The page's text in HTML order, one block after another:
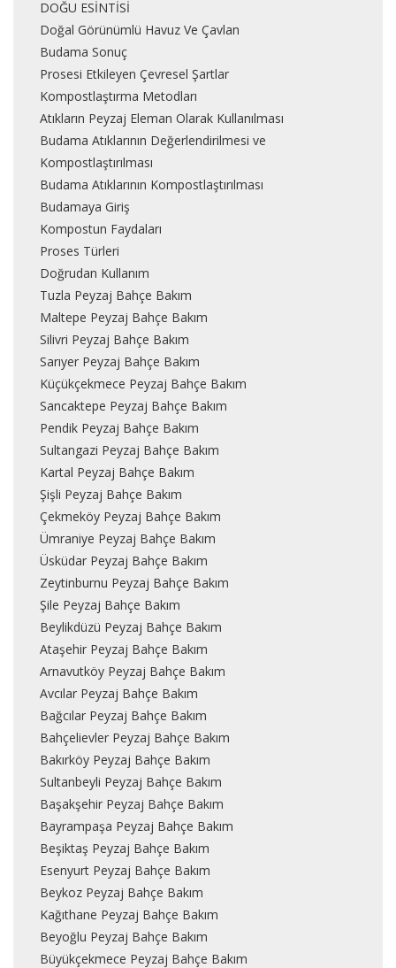
DOĞU ESİNTİSİ
Doğal Görünümlü Havuz Ve Çavlan
Budama Sonuç
Prosesi Etkileyen Çevresel Şartlar
Kompostlaştırma Metodları
Atıkların Peyzaj Eleman Olarak Kullanılması
Budama Atıklarının Değerlendirilmesi ve
Kompostlaştırılması
Budama Atıklarının Kompostlaştırılması
Budamaya Giriş
Kompostun Faydaları
Proses Türleri
Doğrudan Kullanım
Tuzla Peyzaj Bahçe Bakım
Maltepe Peyzaj Bahçe Bakım
Silivri Peyzaj Bahçe Bakım
Sarıyer Peyzaj Bahçe Bakım
Küçükçekmece Peyzaj Bahçe Bakım
Sancaktepe Peyzaj Bahçe Bakım
Pendik Peyzaj Bahçe Bakım
Sultangazi Peyzaj Bahçe Bakım
Kartal Peyzaj Bahçe Bakım
Şişli Peyzaj Bahçe Bakım
Çekmeköy Peyzaj Bahçe Bakım
Ümraniye Peyzaj Bahçe Bakım
Üsküdar Peyzaj Bahçe Bakım
Zeytinburnu Peyzaj Bahçe Bakım
Şile Peyzaj Bahçe Bakım
Beylikdüzü Peyzaj Bahçe Bakım
Ataşehir Peyzaj Bahçe Bakım
Arnavutköy Peyzaj Bahçe Bakım
Avcılar Peyzaj Bahçe Bakım
Bağcılar Peyzaj Bahçe Bakım
Bahçelievler Peyzaj Bahçe Bakım
Bakırköy Peyzaj Bahçe Bakım
Sultanbeyli Peyzaj Bahçe Bakım
Başakşehir Peyzaj Bahçe Bakım
Bayrampaşa Peyzaj Bahçe Bakım
Beşiktaş Peyzaj Bahçe Bakım
Esenyurt Peyzaj Bahçe Bakım
Beykoz Peyzaj Bahçe Bakım
Kağıthane Peyzaj Bahçe Bakım
Beyoğlu Peyzaj Bahçe Bakım
Büyükçekmece Peyzaj Bahçe Bakım